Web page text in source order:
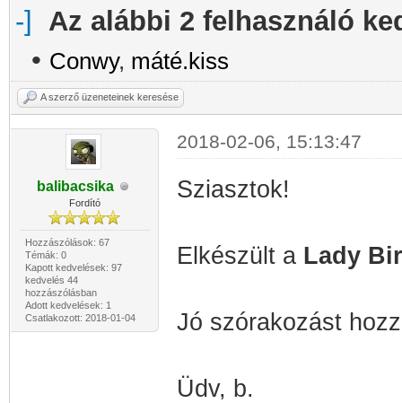
Az alábbi 2 felhasználó
• Conwy, máté.kiss
A szerző üzeneteinek keresése
balibacsika
Fordító
Hozzászólások: 67
Témák: 0
Kapott kedvelések: 97
kedvelés 44
hozzászólásban
Adott kedvelések: 1
Csatlakozott: 2018-01-04
2018-02-06, 15:13:47
Sziasztok!
Elkészült a Lady
Jó szórakozást
Üdv, b.